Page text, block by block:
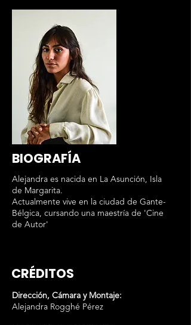
BIOGRAFÍA
Alejandra es nacida en La Asunción, Isla
de Margarita.
Actualmente vive en la ciudad de Gante-
Bélgica, cursando una maestría de 'Cine
de Autor'
CRÉDITOS
Dirección, Cámara y Montaje:
Alejandra Rogghé Pérez